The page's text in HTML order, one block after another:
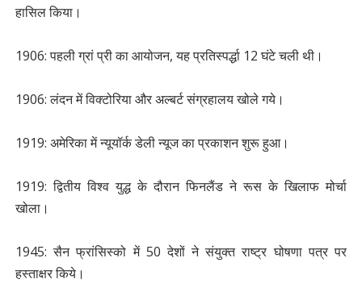
हासिल किया।
1906: पहली ग्रां प्री का आयोजन, यह प्रतिस्‍पर्द्धा 12 घंटे चली थी।
1906: लंदन में विक्टोरिया और अल्बर्ट संग्रहालय खोले गये।
1919: अमेरिका में न्यूयॉर्क डेली न्यूज का प्रकाशन शुरू हुआ।
1919: द्वितीय विश्व युद्ध के दौरान फिनलैंड ने रूस के खिलाफ मोर्चा
खोला।
1945: सैन फ्रांसिस्को में 50 देशों ने संयुक्त राष्ट्र घोषणा पत्र पर
हस्ताक्षर किये।